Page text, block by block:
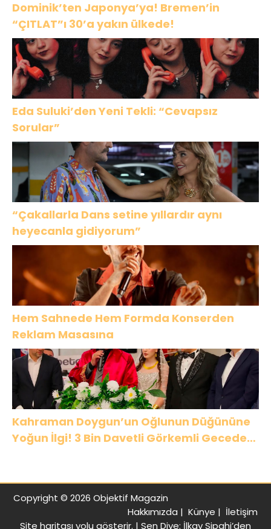
Dominik’ten Japonya’ya! Bremen’in
“ÇITLAT”ı 30’a yakın ülkede!
Eda Suluki’den Yeni Tekli: “Cevapsız
Sorular”
“Çakallarla Dans setine yıllardır aynı
heyecanla gidiyorum”
Hem Sahnede Hem Formda Konserden
Reklam Masasına
Kahraman Doygun’un Oğlunun Düğününe
Yoğun İlgi! 3 Bin Davetli Görkemli Gecede
Copyright © 2026 Objektif Magazin
Hakkımızda | Künye | İletişim
Site haritası yolu gösterir. | Sen Diye: İlkay Sipahi’den